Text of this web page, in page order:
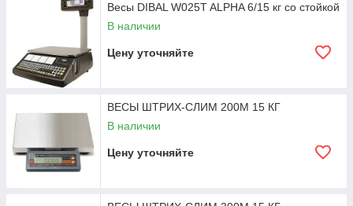
Весы DIBAL W025T ALPHA 6/15 кг со стойкой
В наличии
Цену уточняйте
ВЕСЫ ШТРИХ-СЛИМ 200М 15 КГ
В наличии
Цену уточняйте